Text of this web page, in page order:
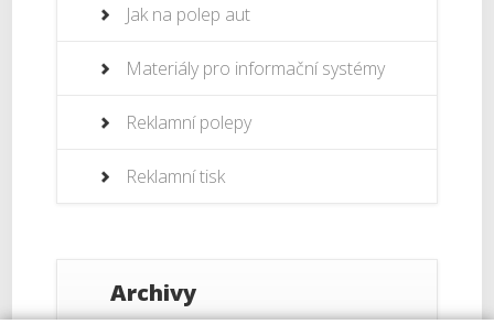
Jak na polep aut
Materiály pro informační systémy
Reklamní polepy
Reklamní tisk
Archivy